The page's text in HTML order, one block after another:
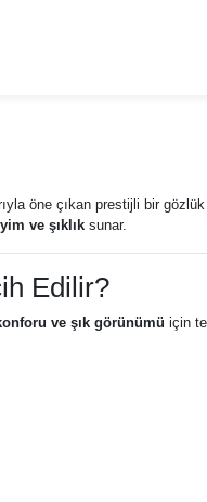
öne çıkan prestijli bir
ve şıklık sunar.
Edilir?
ve şık görünümü için